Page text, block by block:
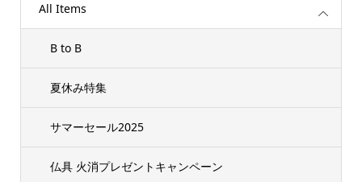
All Items
B to B
夏休み特集
サマーセール2025
仏具 火消プレゼントキャンペーン